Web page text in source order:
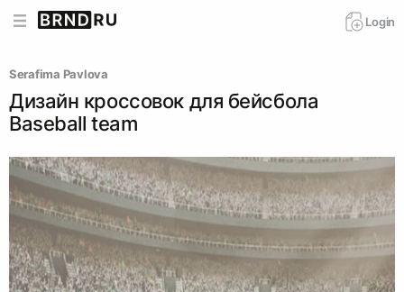
Login
Serafima Pavlova
Дизайн кроссовок для бейсбола
Baseball team